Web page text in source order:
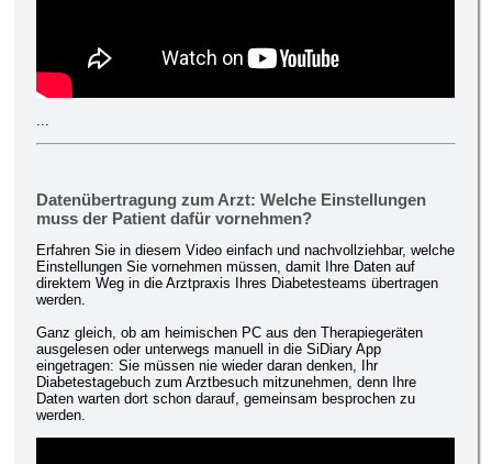
Datenübertragung zum Arzt: Welche Einstellungen
muss der Patient dafür vornehmen?
Erfahren Sie in diesem Video einfach und nachvollziehbar, welche
Einstellungen Sie vornehmen müssen, damit Ihre Daten auf
direktem Weg in die Arztpraxis Ihres Diabetesteams übertragen
werden.
Ganz gleich, ob am heimischen PC aus den Therapiegeräten
ausgelesen oder unterwegs manuell in die SiDiary App
eingetragen: Sie müssen nie wieder daran denken, Ihr
Diabetestagebuch zum Arztbesuch mitzunehmen, denn Ihre
Daten warten dort schon darauf, gemeinsam besprochen zu
werden.